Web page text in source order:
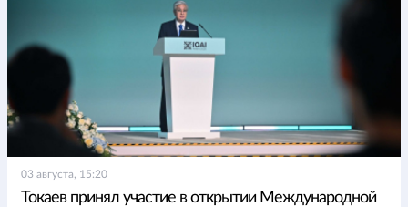
03 августа, 15:20
Токаев принял участие в открытии Международной